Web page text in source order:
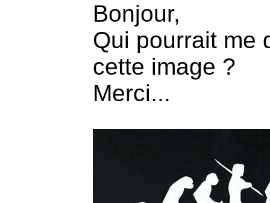
Bonjour,
Qui pourrait me
cette image ?
Merci...